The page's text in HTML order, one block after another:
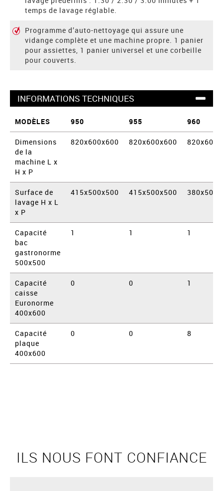
temps de lavage réglable.
Programme d’auto-nettoyage qui assure une
vidange complète et une machine propre. 1 panier
pour assiettes, 1 panier universel et une corbeille
pour couverts.
INFORMATIONS TECHNIQUES
MODÈLES 950 955 960
Dimensions
de la
machine L x
H x P
820x600x600 820x600x600
Surface de
lavage H x L
x P
415x500x500 415x500x500
Capacité
bac
gastronorme
500x500
1 1 1
Capacité
caisse
Euronorme
400x600
0 0 1
Capacité
plaque
400x600
0 0 8
ILS NOUS FONT CONFIANCE